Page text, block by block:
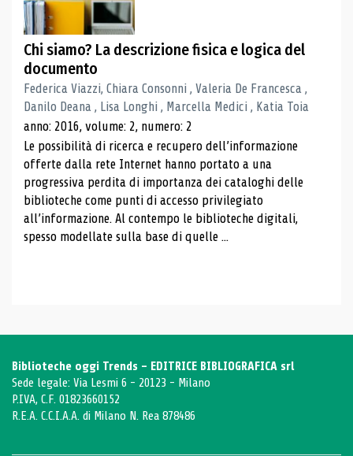
Chi siamo? La descrizione fisica e logica del
documento
Federica Viazzi, Chiara Consonni , Valeria De Francesca ,
Danilo Deana , Lisa Longhi , Marcella Medici , Katia Toia
anno: 2016, volume: 2, numero: 2
Le possibilità di ricerca e recupero dell’informazione
offerte dalla rete Internet hanno portato a una
progressiva perdita di importanza dei cataloghi delle
biblioteche come punti di accesso privilegiato
all’informazione. Al contempo le biblioteche digitali,
spesso modellate sulla base di quelle ...
Biblioteche oggi Trends - EDITRICE BIBLIOGRAFICA srl
Sede legale: Via Lesmi 6 - 20123 - Milano
P.IVA, C.F. 01823660152
R.E.A. C.C.I.A.A. di Milano N. Rea 878486